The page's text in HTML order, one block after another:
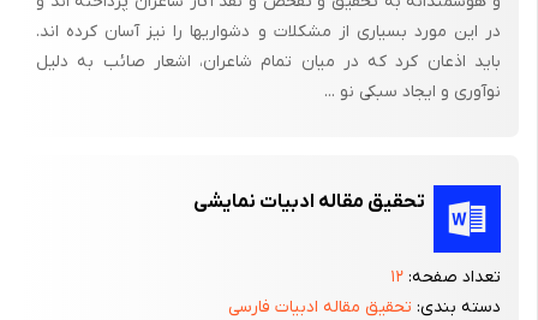
در این مورد بسیاری از مشکلات و دشواریها را نیز آسان کرده اند.
باید اذعان کرد که در میان تمام شاعران، اشعار صائب به دلیل
نوآوری و ایجاد سبکی نو ...
تحقیق مقاله ادبیات نمایشی
تعداد صفحه: ۱۲
دسته بندی: تحقیق مقاله ادبیات فارسی